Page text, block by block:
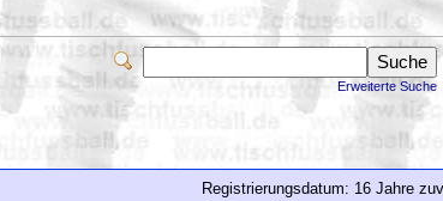
Erweiterte Suche
Registrierungsdatum: 16 Jahre